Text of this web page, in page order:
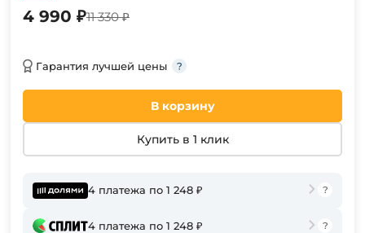
4 990 ₽11 330 ₽
Гарантия лучшей цены
В корзину
Купить в 1 клик
4 платежа по 1 248 ₽
4 платежа по 1 248 ₽